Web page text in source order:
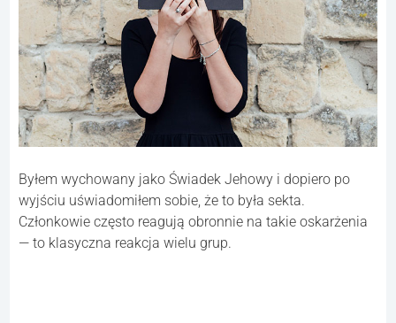
Byłem wychowany jako Świadek Jehowy i dopiero po
wyjściu uświadomiłem sobie, że to była sekta.
Członkowie często reagują obronnie na takie oskarżenia
— to klasyczna reakcja wielu grup.